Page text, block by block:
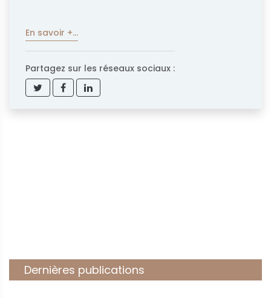
En savoir +...
Partagez sur les réseaux sociaux :
Dernières publications